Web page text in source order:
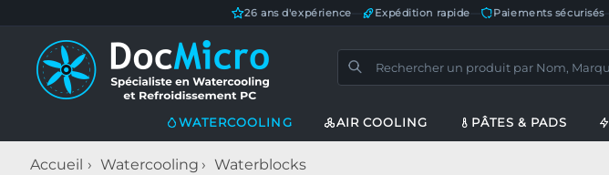
26 ans d'expérience Expédition rapide Paiements sécurisés—
WATERCOOLING AIR COOLING PÂTES & PADS
Accueil Watercooling Waterblocks